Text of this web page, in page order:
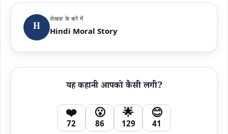
H
लेखक के बारे में
Hindi Moral Story
यह कहानी आपको कैसी लगी?
❤️
72
😮
86
🌟
129
😊
41